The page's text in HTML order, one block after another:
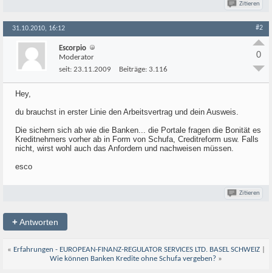
Zitieren
31.10.2010, 16:12 #2
Escorpio
Moderator
seit: 23.11.2009 Beiträge: 3.116
0
Hey,
du brauchst in erster Linie den Arbeitsvertrag und dein Ausweis.
Die sichern sich ab wie die Banken... die Portale fragen die Bonität es
Kreditnehmers vorher ab in Form von Schufa, Creditreform usw. Falls
nicht, wirst wohl auch das Anfordern und nachweisen müssen.
esco
Zitieren
+Antworten
« Erfahrungen - EUROPEAN-FINANZ-REGULATOR SERVICES LTD. BASEL SCHWEIZ|
Wie können Banken Kredite ohne Schufa vergeben? »